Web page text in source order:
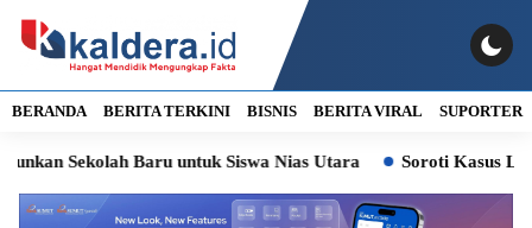
BERANDA BERITA TERKINI BISNIS BERITA VIRAL SUPORTER
Baru untuk Siswa Nias Utara Soroti Kasus Lurah